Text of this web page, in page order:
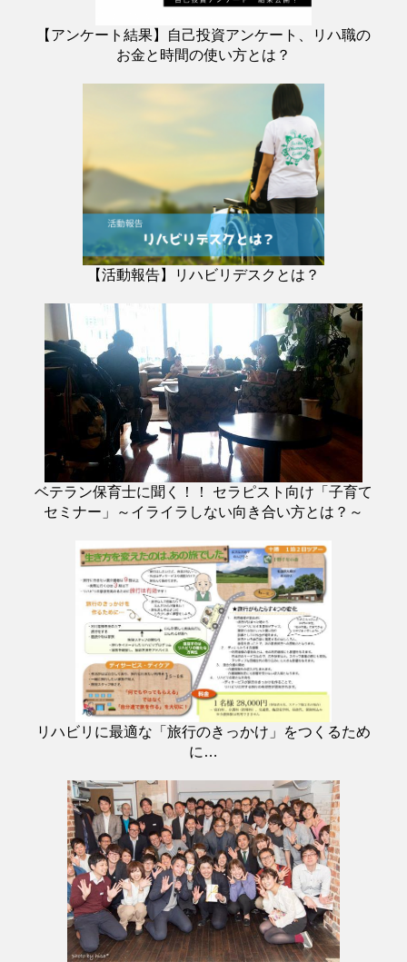
【アンケート結果】自己投資アンケート、リハ職の
お金と時間の使い方とは？
【活動報告】リハビリデスクとは？
ベテラン保育士に聞く！！ セラピスト向け「子育て
セミナー」～イライラしない向き合い方とは？～
リハビリに最適な「旅行のきっかけ」をつくるため
に…